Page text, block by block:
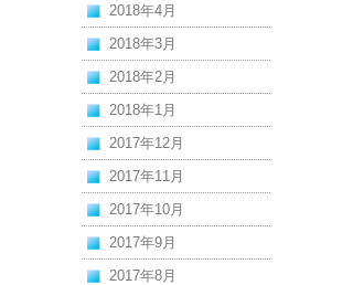
2018年4月
2018年3月
2018年2月
2018年1月
2017年12月
2017年11月
2017年10月
2017年9月
2017年8月